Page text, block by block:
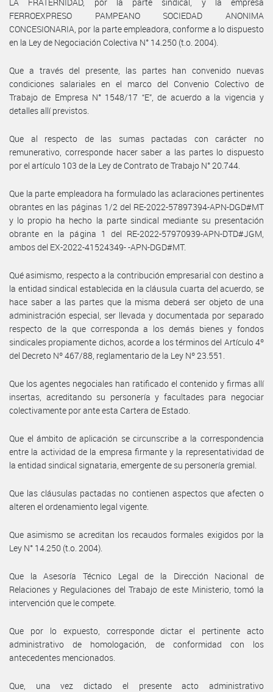
FERROEXPRESO PAMPEANO SOCIEDAD ANONIMA
CONCESIONARIA, por la parte empleadora, conforme a lo dispuesto
en la Ley de Negociación Colectiva N° 14.250 (t.o. 2004).
Que a través del presente, las partes han convenido nuevas
condiciones salariales en el marco del Convenio Colectivo de
Trabajo de Empresa N° 1548/17 “E”, de acuerdo a la vigencia y
detalles allí previstos.
Que al respecto de las sumas pactadas con carácter no
remunerativo, corresponde hacer saber a las partes lo dispuesto
por el artículo 103 de la Ley de Contrato de Trabajo N° 20.744.
Que la parte empleadora ha formulado las aclaraciones pertinentes
obrantes en las páginas 1/2 del RE-2022-57897394-APN-DGD#MT
y lo propio ha hecho la parte sindical mediante su presentación
obrante en la página 1 del RE-2022-57970939-APN-DTD#JGM,
ambos del EX-2022-41524349- -APN-DGD#MT.
Qué asimismo, respecto a la contribución empresarial con destino a
la entidad sindical establecida en la cláusula cuarta del acuerdo, se
hace saber a las partes que la misma deberá ser objeto de una
administración especial, ser llevada y documentada por separado
respecto de la que corresponda a los demás bienes y fondos
sindicales propiamente dichos, acorde a los términos del Artículo 4º
del Decreto Nº 467/88, reglamentario de la Ley Nº 23.551.
Que los agentes negociales han ratificado el contenido y firmas allí
insertas, acreditando su personería y facultades para negociar
colectivamente por ante esta Cartera de Estado.
Que el ámbito de aplicación se circunscribe a la correspondencia
entre la actividad de la empresa firmante y la representatividad de
la entidad sindical signataria, emergente de su personería gremial.
Que las cláusulas pactadas no contienen aspectos que afecten o
alteren el ordenamiento legal vigente.
Que asimismo se acreditan los recaudos formales exigidos por la
Ley N° 14.250 (t.o. 2004).
Que la Asesoría Técnico Legal de la Dirección Nacional de
Relaciones y Regulaciones del Trabajo de este Ministerio, tomó la
intervención que le compete.
Que por lo expuesto, corresponde dictar el pertinente acto
administrativo de homologación, de conformidad con los
antecedentes mencionados.
Que, una vez dictado el presente acto administrativo